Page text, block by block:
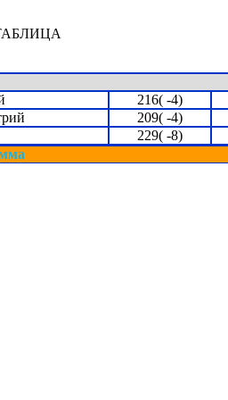
216( -4)
209( -4)
229( -8)